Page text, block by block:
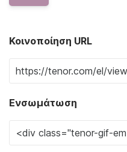
Κοινοποίηση URL
Ενσωμάτωση